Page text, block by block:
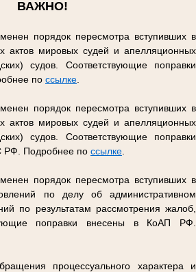
ВАЖНО!
порядок пересмотра вступивших в
актов мировых судей и апелляционных
судов. Соответствующие поправки
по ссылке
порядок пересмотра вступивших в
актов мировых судей и апелляционных
судов. Соответствующие поправки
РФ. Подробнее по ссылке
порядок пересмотра вступивших в
по делу об административном
по результатам рассмотрения жалоб,
поправки внесены в КоАП РФ.
процессуального характера и